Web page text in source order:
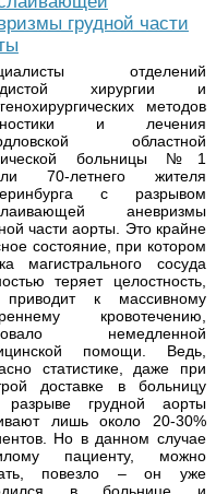
грудной части
отделений
хирургии и
методов
и лечения
областной
больницы №1
70-летнего жителя
с разрывом
аневризмы
части аорты. Это крайне
состояние, при котором
магистрального сосуда
теряет целостность,
к массивному
кровотечению,
немедленной
помощи. Ведь,
статистике, даже при
доставке в больницу
разрыве грудной аорты
лишь около 20-30%
Но в данном случае
пациенту, можно
повезло – он уже
в больнице и